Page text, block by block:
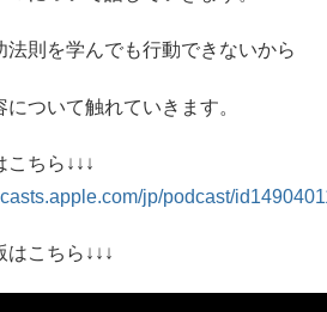
法則を学んでも行動できないから
について触れていきます。
こちら↓↓↓
jp/podcast/
はこちら↓↓↓